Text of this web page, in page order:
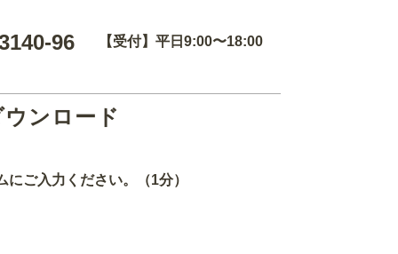
96 【受付】平日9:00〜18:00
ンロード
にご入力ください。（1分）